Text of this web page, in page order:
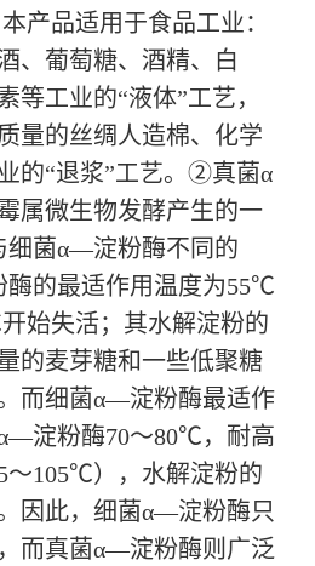
产品适用于食品工业：
、葡萄糖、酒精、白
等工业的“液体”工艺，
量的丝绸人造棉、化学
的“退浆”工艺。②真菌α
属微生物发酵产生的一
菌α—淀粉酶不同的
的最适作用温度为55℃
始失活；其水解淀粉的
的麦芽糖和一些低聚糖
而细菌α—淀粉酶最适作
淀粉酶70～80℃，耐高
105℃），水解淀粉的
因此，细菌α—淀粉酶只
而真菌α—淀粉酶则广泛